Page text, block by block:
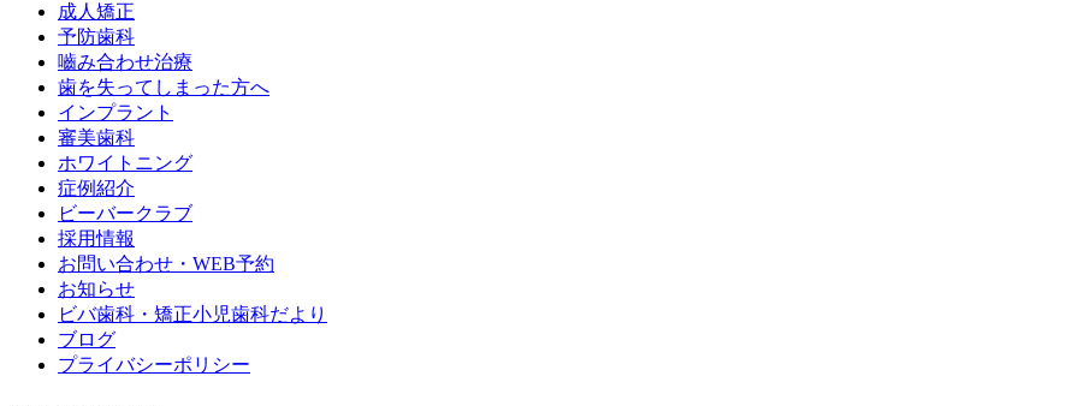
成人矯正
予防歯科
嚙み合わせ治療
歯を失ってしまった方へ
インプラント
審美歯科
ホワイトニング
症例紹介
ビーバークラブ
採用情報
お問い合わせ・WEB予約
お知らせ
ビバ歯科・矯正小児歯科だより
ブログ
プライバシーポリシー